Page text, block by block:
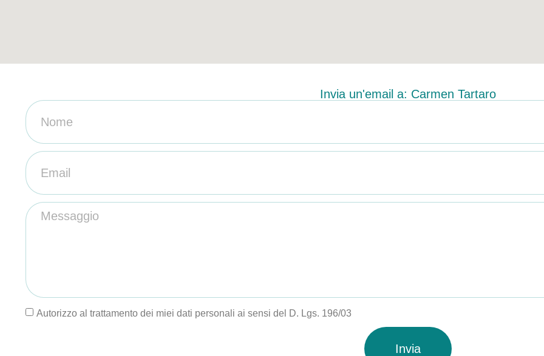
Invia un'email a: Carmen Tartaro
Autorizzo al trattamento dei miei dati personali ai sensi del D. Lgs. 196/03
Invia